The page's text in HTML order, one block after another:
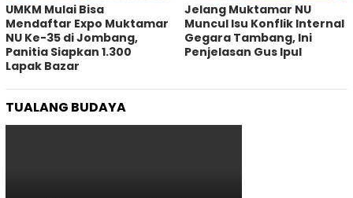
UMKM Mulai Bisa
Mendaftar Expo Muktamar
NU Ke-35 di Jombang,
Panitia Siapkan 1.300
Lapak Bazar
Jelang Muktamar NU
Muncul Isu Konflik Internal
Gegara Tambang, Ini
Penjelasan Gus Ipul
TUALANG BUDAYA